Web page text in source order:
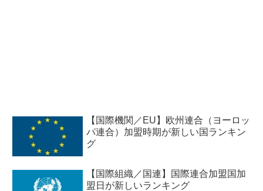
【国際機関／EU】欧州連合（ヨーロッ
パ連合）加盟時期が新しい国ランキン
グ
【国際組織／国連】国際連合加盟国加
盟日が新しいランキング